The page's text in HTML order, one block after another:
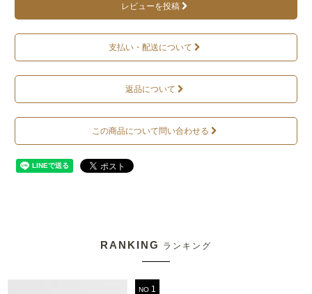
レビューを投稿
支払い・配送について
返品について
この商品について問い合わせる
RANKING ランキング
NO